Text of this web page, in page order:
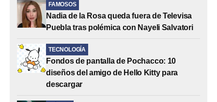
FAMOSOS
Nadia de la Rosa queda fuera de Televisa
Puebla tras polémica con Nayeli Salvatori
TECNOLOGÍA
Fondos de pantalla de Pochacco: 10
diseños del amigo de Hello Kitty para
descargar